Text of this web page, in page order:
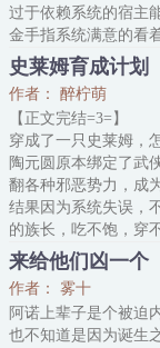
过于依赖系统的宿主
金手指系统满意的看
努力维持暴君形象，
意的看着路加咬牙开
等等，哪里不对。
金手指系统这才发现
史莱姆育成计划
作者： 醉柠萌
【正文完结=3=】
穿成了一只史莱姆，
陶元圆原本绑定了武
翻各种邪恶势力，成
结果因为系统失误，
的族长，吃不饱，
陶元圆：“……”这就特
为了生存，陶元圆不
人憎狗嫌的魔物成为
他教人族种地，教矮
灵族分享音乐，跟
来给他们凶一个
作者： 雾十
阿诺上辈子是个被迫
也不知道是因为诞生